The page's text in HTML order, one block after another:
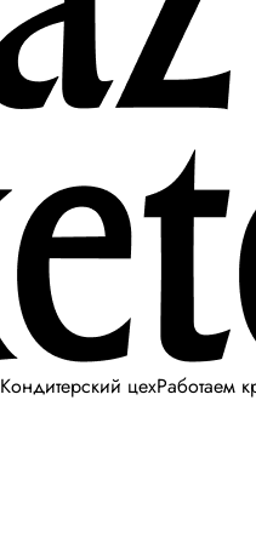
Кондитерский цехРаботаем